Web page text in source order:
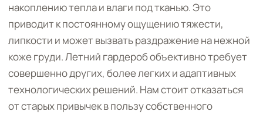
накоплению тепла и влаги под тканью. Это
приводит к постоянному ощущению тяжести,
липкости и может вызвать раздражение на нежной
коже груди. Летний гардероб объективно требует
совершенно других, более легких и адаптивных
технологических решений. Нам стоит отказаться
от старых привычек в пользу собственного